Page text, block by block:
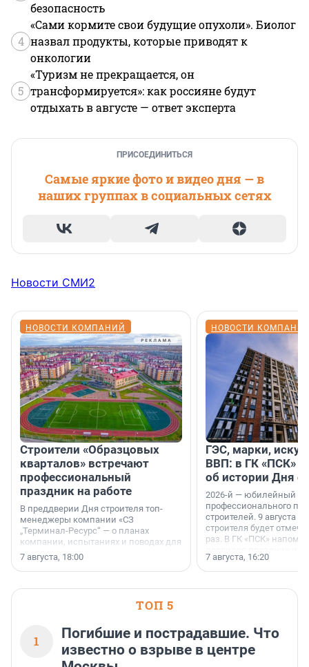
безопасность
4
«Сами кормите свои будущие опухоли». Биолог
назвал продукты, которые приводят к
онкологии
5
«Туризм не прекращается, он
трансформируется»: как россияне будут
отдыхать в августе — ответ эксперта
ПРИСОЕДИНИТЬСЯ
Самые яркие фото и видео дня — в
наших группах в социальных сетях
Новости СМИ2
НОВОСТИ КОМПАНИЙ
Строители «Образцовых
кварталов» встречают
профессиональный
праздник на работе
В преддверии Дня строителя топ-
менеджеры компании «СЗ
„Терминал-Ресурс“ — о планах
компании, испытаниях и поводах для
осторожного оптимизма.
7 августа, 18:00
НОВОСТИ
ГЭС, марки,
ВВП: в ГК «ПСК»
об истории Дня
2026-й — юбилейный
профессионального
строителей. 9 августа
строителя будет
раз. В ГК «ПСК»
поменялась роль
7 августа, 16:20
ТОП 5
1
Погибшие и пострадавшие. Что
известно о взрыве в центре